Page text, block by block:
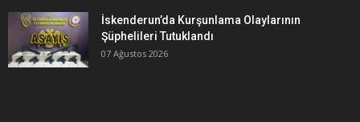
İskenderun’da Kurşunlama Olaylarının
Şüphelileri Tutuklandı
07 Ağustos 2026